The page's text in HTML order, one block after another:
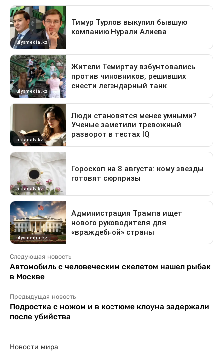
Следующая новость
Автомобиль с человеческим скелетом нашел рыбак
в Москве
Предыдущая новость
Подростка с ножом и в костюме клоуна задержали
после убийства
Новости мира